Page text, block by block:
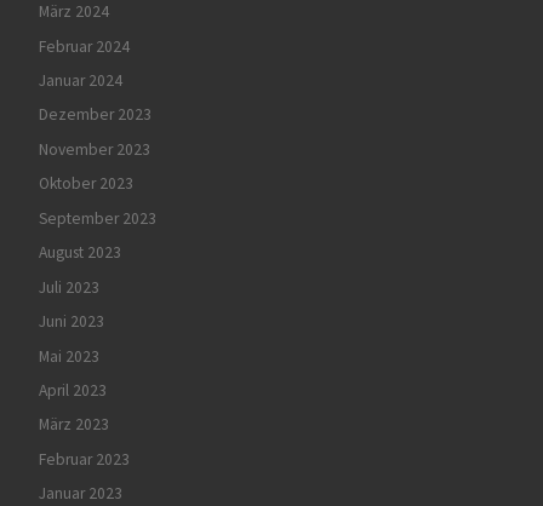
März 2024
Februar 2024
Januar 2024
Dezember 2023
November 2023
Oktober 2023
September 2023
August 2023
Juli 2023
Juni 2023
Mai 2023
April 2023
März 2023
Februar 2023
Januar 2023